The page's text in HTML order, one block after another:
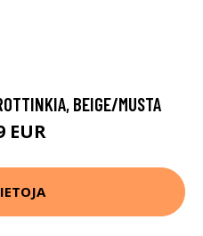
BEIGE/MUSTA
EUR